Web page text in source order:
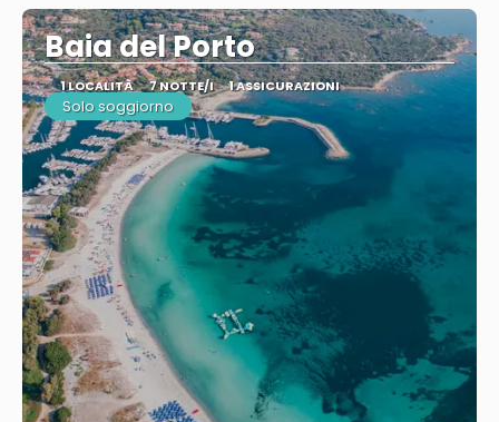
Baia del Porto
1 LOCALITÀ 7 NOTTE/I 1 ASSICURAZIONI
Solo soggiorno